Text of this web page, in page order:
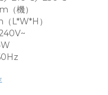
（機）
L*W*H）